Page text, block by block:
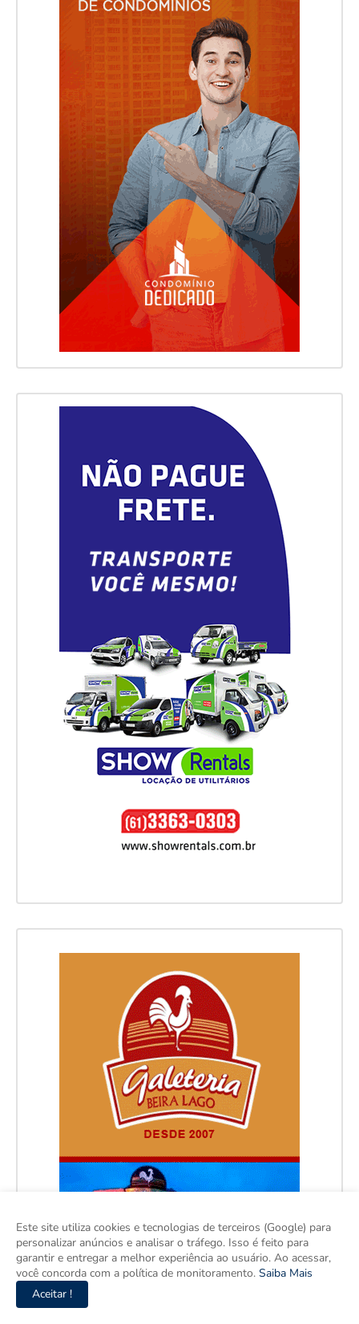
Este site utiliza cookies e tecnologias de terceiros (Google) para
personalizar anúncios e analisar o tráfego. Isso é feito para
garantir e entregar a melhor experiência ao usuário. Ao acessar,
você concorda com a política de monitoramento. Saiba Mais
Aceitar !